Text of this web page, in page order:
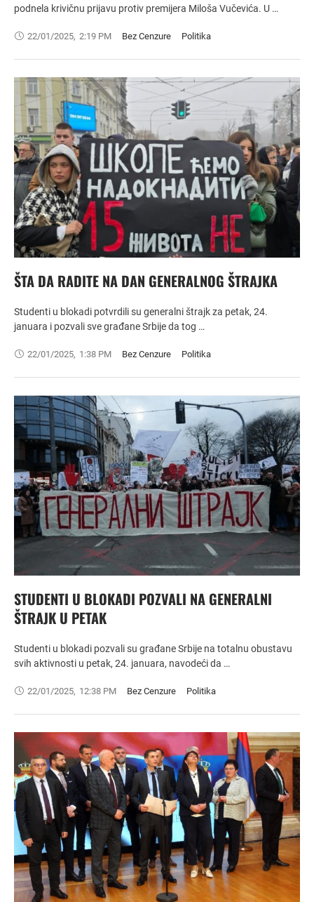
podnela krivičnu prijavu protiv premijera Miloša Vučevića. U …
22/01/2025, 2:19 PM Bez Cenzure Politika
ŠTA DA RADITE NA DAN GENERALNOG ŠTRAJKA
Studenti u blokadi potvrdili su generalni štrajk za petak, 24.
januara i pozvali sve građane Srbije da tog …
22/01/2025, 1:38 PM Bez Cenzure Politika
STUDENTI U BLOKADI POZVALI NA GENERALNI
ŠTRAJK U PETAK
Studenti u blokadi pozvali su građane Srbije na totalnu obustavu
svih aktivnosti u petak, 24. januara, navodeći da …
22/01/2025, 12:38 PM Bez Cenzure Politika